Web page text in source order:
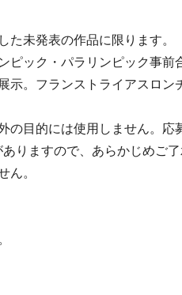
未発表の作品に限ります。
ク・パラリンピック事前合
フランストライアスロンチ
的には使用しません。応募
すので、あらかじめご了
。